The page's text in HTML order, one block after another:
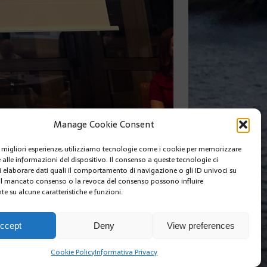
Manage Cookie Consent
migliori esperienze, utilizziamo tecnologie come i cookie per memorizzare
alle informazioni del dispositivo. Il consenso a queste tecnologie ci
elaborare dati quali il comportamento di navigazione o gli ID univoci su
mancato consenso o la revoca del consenso possono influire
su alcune caratteristiche e funzioni.
Deny View preferences
Cookie PolicyInformativa Privacy
SUIVANT
SIAMO COOKIE POLICY (EU)